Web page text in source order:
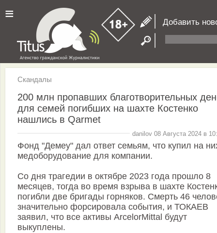
≡ Добавить
Скандалы
200 млн пропавших благотворительных
для семей погибших на шахте Костенко
нашлись в Qarmet
danilov 08 Августа 2024 в
Фонд "Демеу" дал ответ семьям, что купил на
медоборудование для компании.
Со дня трагедии в октябре 2023 года прошло 8
месяцев, тогда во время взрыва в шахте
погибли две бригады горняков. Смерть 46
значительно форсировала события, и ТОКАЕВ
заявил, что все активы ArcelorMittal будут
выкуплены.